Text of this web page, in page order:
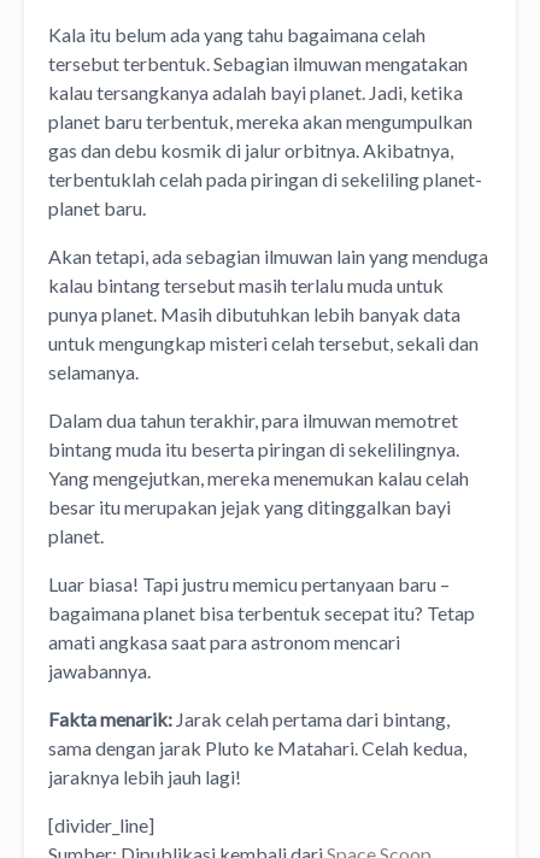
Kala itu belum ada yang tahu bagaimana celah
tersebut terbentuk. Sebagian ilmuwan mengatakan
kalau tersangkanya adalah bayi planet. Jadi, ketika
planet baru terbentuk, mereka akan mengumpulkan
gas dan debu kosmik di jalur orbitnya. Akibatnya,
terbentuklah celah pada piringan di sekeliling planet-
planet baru.
Akan tetapi, ada sebagian ilmuwan lain yang menduga
kalau bintang tersebut masih terlalu muda untuk
punya planet. Masih dibutuhkan lebih banyak data
untuk mengungkap misteri celah tersebut, sekali dan
selamanya.
Dalam dua tahun terakhir, para ilmuwan memotret
bintang muda itu beserta piringan di sekelilingnya.
Yang mengejutkan, mereka menemukan kalau celah
besar itu merupakan jejak yang ditinggalkan bayi
planet.
Luar biasa! Tapi justru memicu pertanyaan baru –
bagaimana planet bisa terbentuk secepat itu? Tetap
amati angkasa saat para astronom mencari
jawabannya.
Fakta menarik: Jarak celah pertama dari bintang,
sama dengan jarak Pluto ke Matahari. Celah kedua,
jaraknya lebih jauh lagi!
[divider_line]